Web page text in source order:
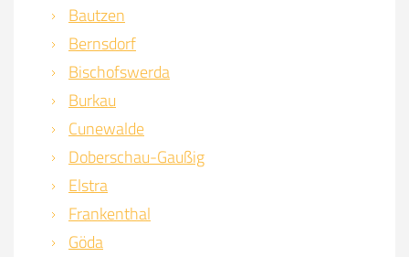
Bautzen
Bernsdorf
Bischofswerda
Burkau
Cunewalde
Doberschau-Gaußig
Elstra
Frankenthal
Göda